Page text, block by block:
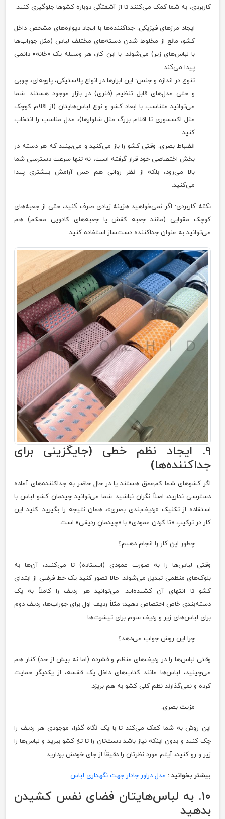
کاربردی، به شما کمک می‌کنند تا از آشفتگی دوباره کشوها جلوگیری کنید.
ایجاد مرزهای فیزیکی: جداکننده‌ها با ایجاد دیواره‌های مشخص داخل
کشو، مانع از مخلوط شدن دسته‌های مختلف لباس (مثل جوراب‌ها
با لباس‌های زیر) می‌شوند. با این کار، هر وسیله یک «خانه» دائمی
پیدا می‌کند.
تنوع در اندازه و جنس: این ابزارها در انواع پلاستیکی، پارچه‌ای، چوبی
و حتی مدل‌های قابل تنظیم (فنری) در بازار موجود هستند. شما
می‌توانید متناسب با ابعاد کشو و نوع لباس‌هایتان (از اقلام کوچک
مثل اکسسوری تا اقلام بزرگ مثل شلوارها)، مدل مناسب را انتخاب
کنید.
انضباط بصری: وقتی کشو را باز می‌کنید و می‌بینید که هر دسته در
بخش اختصاصی خود قرار گرفته است، نه تنها سرعت دسترسی شما
بالا می‌رود، بلکه از نظر روانی هم حس آرامش بیشتری پیدا
می‌کنید.
نکته کاربردی: اگر نمی‌خواهید هزینه زیادی صرف کنید، حتی از جعبه‌های
کوچک مقوایی (مانند جعبه کفش یا جعبه‌های کادویی محکم) هم
می‌توانید به عنوان جداکننده دست‌ساز استفاده کنید.
۹. ایجاد نظم خطی (جایگزینی برای
جداکننده‌ها)
اگر کشوهای شما کم‌عمق هستند یا در حال حاضر به جداکننده‌های آماده
دسترسی ندارید، اصلاً نگران نباشید. شما می‌توانید چیدمان کشو لباس با
استفاده از تکنیک «ردیف‌بندی بصری»، همان نتیجه را بگیرید. کلید این
کار در ترکیبِ «تا کردن عمودی» با «چیدمانِ ردیفی» است.
چطور این کار را انجام دهیم؟
وقتی لباس‌ها را به صورت عمودی (ایستاده) تا می‌کنید، آن‌ها به
بلوک‌های منظمی تبدیل می‌شوند. حالا تصور کنید یک خط فرضی از ابتدای
کشو تا انتهای آن کشیده‌اید. می‌توانید هر ردیف را کاملاً به یک
دسته‌بندی خاص اختصاص دهید؛ مثلاً ردیف اول برای جوراب‌ها، ردیف دوم
برای لباس‌های زیر و ردیف سوم برای تیشرت‌ها.
چرا این روش جواب می‌دهد؟
وقتی لباس‌ها را در ردیف‌های منظم و فشرده (اما نه بیش از حد) کنار هم
می‌چینید، لباس‌ها مانند کتاب‌های داخل یک قفسه، از یکدیگر حمایت
کرده و نمی‌گذارند نظم کلی کشو به هم بریزد.
مزیت بصری:
این روش به شما کمک می‌کند تا با یک نگاه گذرا، موجودی هر ردیف را
چک کنید و بدون اینکه نیاز باشد دست‌تان را تا تهِ کشو ببرید و لباس‌ها را
زیر و رو کنید، آیتم مورد نظرتان را دقیقاً از جای خودش بردارید.
بیشتر بخوانید : مدل دراور جادار جهت نگهداری لباس
۱۰. به لباس‌هایتان فضای نفس کشیدن
بدهید